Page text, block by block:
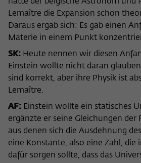
hatte der belgische Astronom und
Lemaître die Expansion schon
Daraus ergab sich: Es gab einen
Materie in einem Punkt
SK: Heute nennen wir diesen
Einstein wollte nicht daran
sind korrekt, aber ihre Physik ist
Lemaître.
AF: Einstein wollte ein statisches
ergänzte er seine Gleichungen der
aus denen sich die Ausdehnung
eine Konstante, also eine Zahl, die
dafür sorgen sollte, dass das